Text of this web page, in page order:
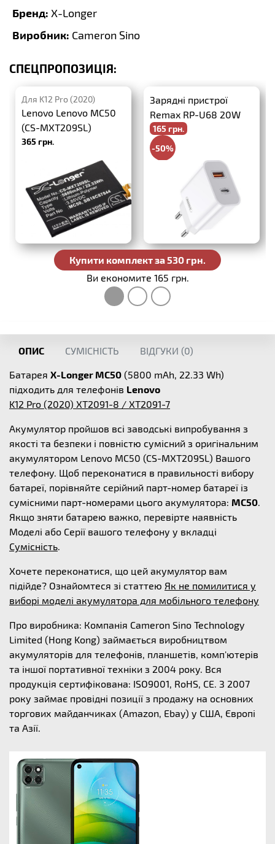
Бренд: X-Longer
Виробник: Cameron Sino
СПЕЦПРОПОЗИЦІЯ:
Для K12 Pro (2020)
Lenovo Lenovo MC50
(CS-MXT209SL)
365 грн.
Зарядні пристрої
Remax RP-U68 20W
PD+QC3.0
165 грн.
-50%
Купити комплект за 530 грн.
Ви економите 165 грн.
ОПИС СУМІСНІСТЬ ВІДГУКИ (0)
Батарея X-Longer MC50 (5800 mAh, 22.33 Wh)
підходить для телефонів Lenovo
K12 Pro (2020) XT2091-8 / XT2091-7
Акумулятор пройшов всі заводські випробування з
якості та безпеки і повністю сумісний з оригінальним
акумулятором Lenovo MC50 (CS-MXT209SL) Вашого
телефону. Щоб переконатися в правильності вибору
батареї, порівняйте серійний парт-номер батареї із
сумісними парт-номерами цього акумулятора: MC50.
Якщо зняти батарею важко, перевірте наявність
Моделі або Серії вашого телефону у вкладці
Сумісність.
Хочете переконатися, що цей акумулятор вам
підійде? Ознайомтеся зі статтею Як не помилитися у
виборі моделі акумулятора для мобільного телефону
Про виробника: Компанія Cameron Sino Technology
Limited (Hong Kong) займається виробництвом
акумуляторів для телефонів, планшетів, комп'ютерів
та іншої портативної техніки з 2004 року. Вся
продукція сертифікована: ISO9001, RoHS, CE. З 2007
року займає провідні позиції з продажу на основних
торгових майданчиках (Amazon, Ebay) у США, Європі
та Азії.